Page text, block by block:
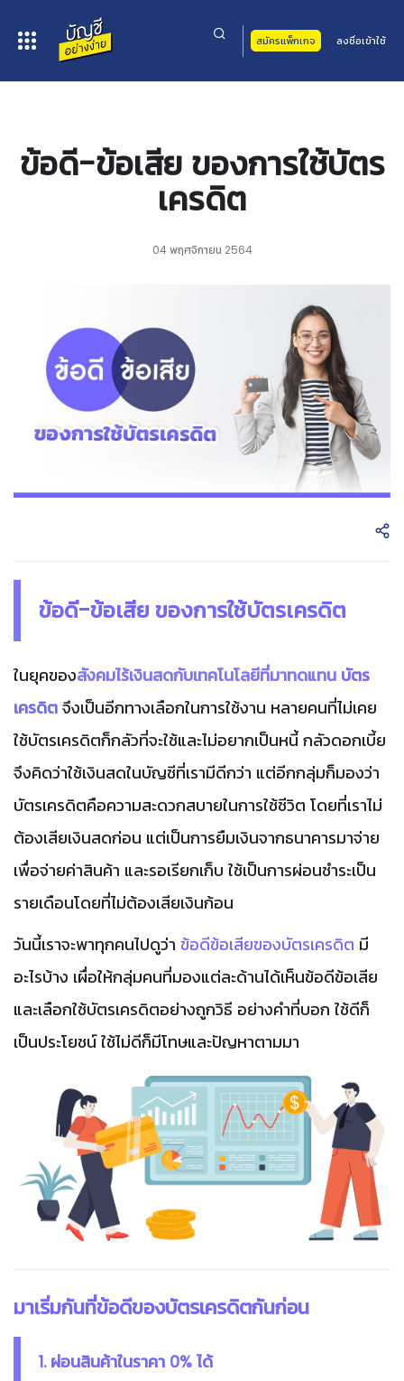
สมัครแพ็กเกจ ลงชื่อเข้าใช้
ข้อดี-ข้อเสีย ของการใช้บัตร
เครดิต
04 พฤศจิกายน 2564
ข้อดี-ข้อเสีย ของการใช้บัตรเครดิต
ในยุคของสังคมไร้เงินสดกับเทคโนโลยีที่มาทดแทน บัตร
เครดิต จึงเป็นอีกทางเลือกในการใช้งาน หลายคนที่ไม่เคย
ใช้บัตรเครดิตก็กลัวที่จะใช้และไม่อยากเป็นหนี้ กลัวดอกเบี้ย
จึงคิดว่าใช้เงินสดในบัญชีที่เรามีดีกว่า แต่อีกกลุ่มก็มองว่า
บัตรเครดิตคือความสะดวกสบายในการใช้ชีวิต โดยที่เราไม่
ต้องเสียเงินสดก่อน แต่เป็นการยืมเงินจากธนาคารมาจ่าย
เพื่อจ่ายค่าสินค้า และรอเรียกเก็บ ใช้เป็นการผ่อนชำระเป็น
รายเดือนโดยที่ไม่ต้องเสียเงินก้อน
วันนี้เราจะพาทุกคนไปดูว่า ข้อดีข้อเสียของบัตรเครดิต มี
อะไรบ้าง เผื่อให้กลุ่มคนที่มองแต่ละด้านได้เห็นข้อดีข้อเสีย
และเลือกใช้บัตรเครดิตอย่างถูกวิธี อย่างคำที่บอก ใช้ดีก็
เป็นประโยชน์ ใช้ไม่ดีก็มีโทษและปัญหาตามมา
มาเริ่มกันที่ข้อดีของบัตรเครดิตกันก่อน
1. ผ่อนสินค้าในราคา 0% ได้